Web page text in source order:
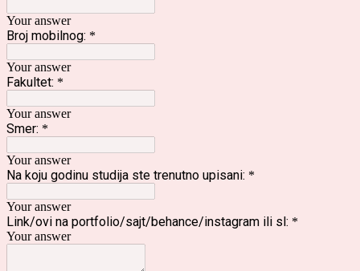
Your answer
Broj mobilnog: *
Your answer
Fakultet: *
Your answer
Smer: *
Your answer
Na koju godinu studija ste trenutno upisani: *
Your answer
Link/ovi na portfolio/sajt/behance/instagram ili sl: *
Your answer